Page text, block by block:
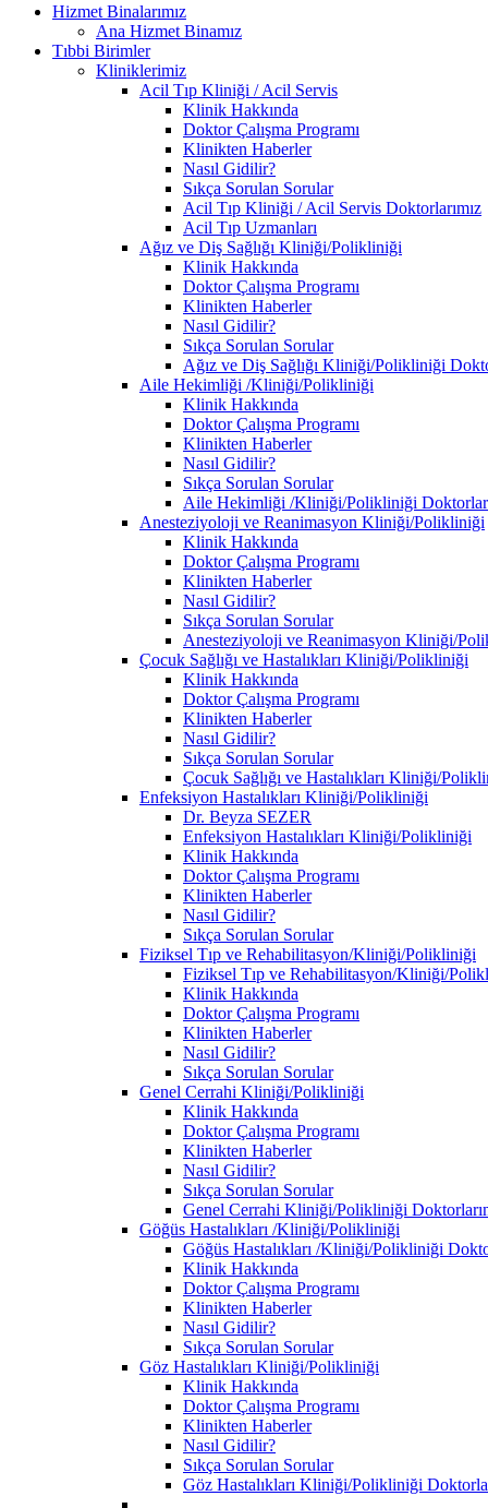
Hizmet Binalarımız
Ana Hizmet Binamız
Tıbbi Birimler
Kliniklerimiz
Acil Tıp Kliniği / Acil Servis
Klinik Hakkında
Doktor Çalışma Programı
Klinikten Haberler
Nasıl Gidilir?
Sıkça Sorulan Sorular
Acil Tıp Kliniği / Acil Servis Doktorlarımız
Acil Tıp Uzmanları
Ağız ve Diş Sağlığı Kliniği/Polikliniği
Klinik Hakkında
Doktor Çalışma Programı
Klinikten Haberler
Nasıl Gidilir?
Sıkça Sorulan Sorular
Ağız ve Diş Sağlığı Kliniği/Polikliniği
Aile Hekimliği /Kliniği/Polikliniği
Klinik Hakkında
Doktor Çalışma Programı
Klinikten Haberler
Nasıl Gidilir?
Sıkça Sorulan Sorular
Aile Hekimliği /Kliniği/Polikliniği
Anesteziyoloji ve Reanimasyon Kliniği/Polikliniği
Klinik Hakkında
Doktor Çalışma Programı
Klinikten Haberler
Nasıl Gidilir?
Sıkça Sorulan Sorular
Anesteziyoloji ve Reanimasyon Kliniği/
Çocuk Sağlığı ve Hastalıkları Kliniği/Polikliniği
Klinik Hakkında
Doktor Çalışma Programı
Klinikten Haberler
Nasıl Gidilir?
Sıkça Sorulan Sorular
Çocuk Sağlığı ve Hastalıkları Kliniği/
Enfeksiyon Hastalıkları Kliniği/Polikliniği
Dr. Beyza SEZER
Enfeksiyon Hastalıkları Kliniği/Polikliniği
Klinik Hakkında
Doktor Çalışma Programı
Klinikten Haberler
Nasıl Gidilir?
Sıkça Sorulan Sorular
Fiziksel Tıp ve Rehabilitasyon/Kliniği/Polikliniği
Fiziksel Tıp ve Rehabilitasyon/Kliniği/
Klinik Hakkında
Doktor Çalışma Programı
Klinikten Haberler
Nasıl Gidilir?
Sıkça Sorulan Sorular
Genel Cerrahi Kliniği/Polikliniği
Klinik Hakkında
Doktor Çalışma Programı
Klinikten Haberler
Nasıl Gidilir?
Sıkça Sorulan Sorular
Genel Cerrahi Kliniği/Polikliniği
Göğüs Hastalıkları /Kliniği/Polikliniği
Göğüs Hastalıkları /Kliniği/Polikliniği
Klinik Hakkında
Doktor Çalışma Programı
Klinikten Haberler
Nasıl Gidilir?
Sıkça Sorulan Sorular
Göz Hastalıkları Kliniği/Polikliniği
Klinik Hakkında
Doktor Çalışma Programı
Klinikten Haberler
Nasıl Gidilir?
Sıkça Sorulan Sorular
Göz Hastalıkları Kliniği/Polikliniği